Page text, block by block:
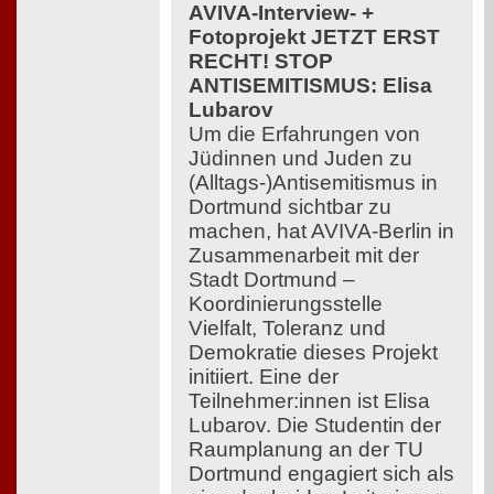
AVIVA-Interview- +
Fotoprojekt JETZT ERST
RECHT! STOP
ANTISEMITISMUS: Elisa
Lubarov
Um die Erfahrungen von
Jüdinnen und Juden zu
(Alltags-)Antisemitismus in
Dortmund sichtbar zu
machen, hat AVIVA-Berlin in
Zusammenarbeit mit der
Stadt Dortmund –
Koordinierungsstelle
Vielfalt, Toleranz und
Demokratie dieses Projekt
initiiert. Eine der
Teilnehmer:innen ist Elisa
Lubarov. Die Studentin der
Raumplanung an der TU
Dortmund engagiert sich als